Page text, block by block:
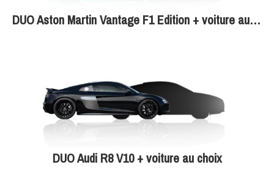
DUO Aston Martin Vantage F1 Edition + voiture au choix
DUO Audi R8 V10 + voiture au choix